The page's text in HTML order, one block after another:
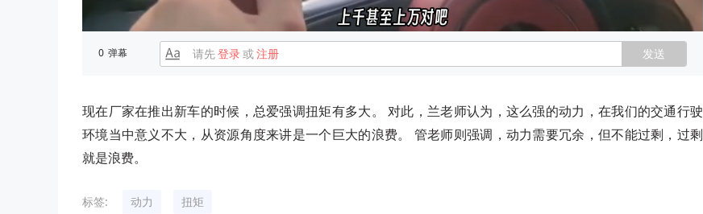
0 弹幕 请先登录或注册 发送
现在厂家在推出新车的时候，总爱强调扭矩有多大。 对此，兰老师认为，这么强的动力，在我们的交通行驶
环境当中意义不大，从资源角度来讲是一个巨大的浪费。 管老师则强调，动力需要冗余，但不能过剩，过剩
就是浪费。
标签: 动力 扭矩